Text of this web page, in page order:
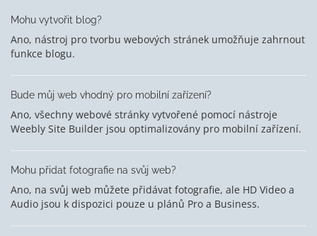
Mohu vytvořit blog?
Ano, nástroj pro tvorbu webových stránek umožňuje zahrnout
funkce blogu.
Bude můj web vhodný pro mobilní zařízení?
Ano, všechny webové stránky vytvořené pomocí nástroje
Weebly Site Builder jsou optimalizovány pro mobilní zařízení.
Mohu přidat fotografie na svůj web?
Ano, na svůj web můžete přidávat fotografie, ale HD Video a
Audio jsou k dispozici pouze u plánů Pro a Business.